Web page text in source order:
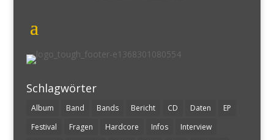
Schlagwörter
Album Band Bands Bericht CD Daten
EP
Festival
Fragen Hardcore Infos
Interview